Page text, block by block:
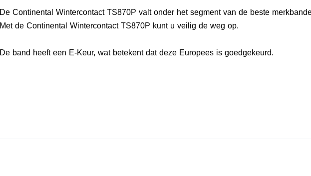
De Continental Wintercontact TS870P valt onder het segment van de beste
Met de Continental Wintercontact TS870P kunt u veilig de weg op.
De band heeft een E-Keur, wat betekent dat deze Europees is goedgekeurd.